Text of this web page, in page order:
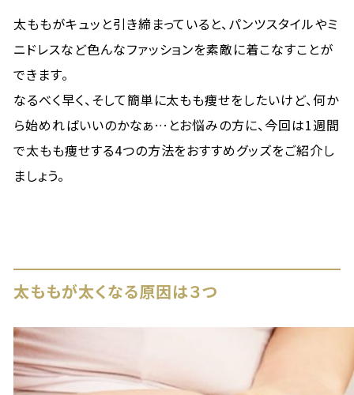
太ももがキュッと引き締まっていると、パンツスタイルやミ
ニドレスなど色んなファッションを素敵に着こなすことが
できます。
なるべく早く、そして簡単に太もも痩せをしたいけど、何か
ら始めればいいのかなぁ…とお悩みの方に、今回は1週間
で太もも痩せする4つの方法をおすすめグッズをご紹介し
ましょう。
太ももが太くなる原因は３つ